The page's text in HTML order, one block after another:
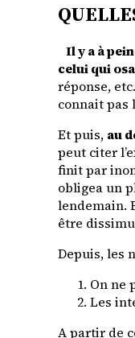
Il y a à
celui qui
réponse,
connait pas
Et puis, au
peut citer
finit par
obligea un
lendemain.
être
Depuis, les
On ne
Les
A partir de